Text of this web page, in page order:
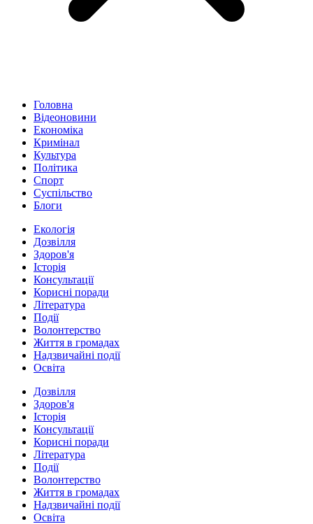
Головна
Відеоновини
Економіка
Кримінал
Культура
Політика
Спорт
Суспільство
Блоги
Екологія
Дозвілля
Здоров'я
Історія
Консультації
Корисні поради
Література
Події
Волонтерство
Життя в громадах
Надзвичайні події
Освіта
Дозвілля
Здоров'я
Історія
Консультації
Корисні поради
Література
Події
Волонтерство
Життя в громадах
Надзвичайні події
Освіта